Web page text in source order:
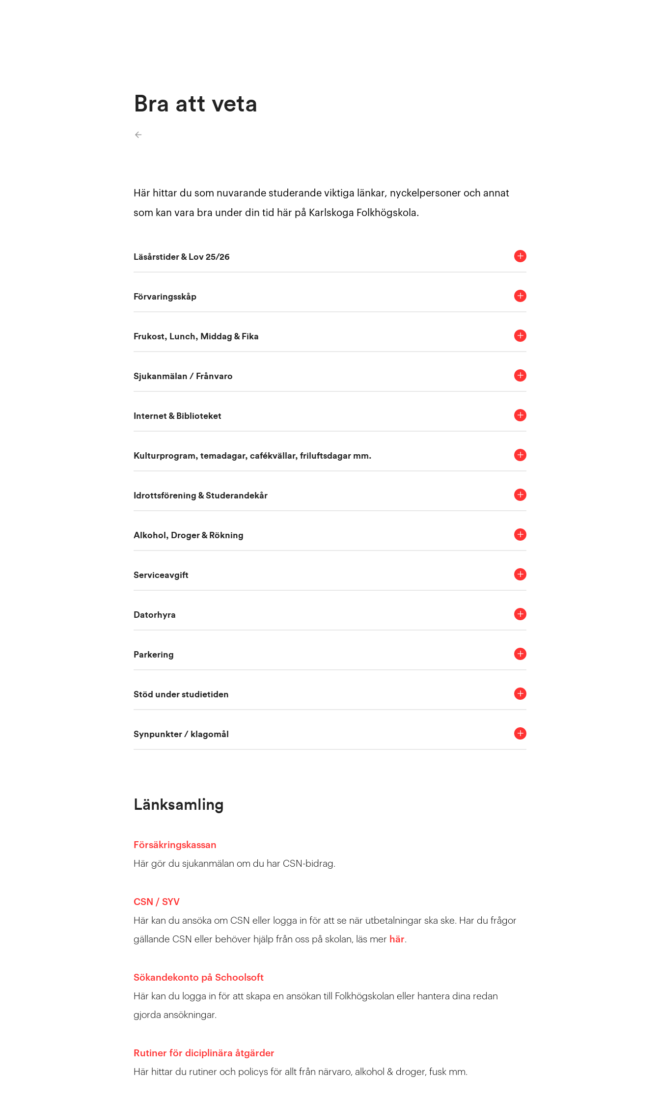
Bra att veta
Här hittar du som nuvarande studerande viktiga länkar, nyckelpersoner och annat
som kan vara bra under din tid här på Karlskoga Folkhögskola.
Läsårstider & Lov 25/26
Förvaringsskåp
Frukost, Lunch, Middag & Fika
Sjukanmälan / Frånvaro
Internet & Biblioteket
Kulturprogram, temadagar, cafékvällar, friluftsdagar mm.
Idrottsförening & Studerandekår
Alkohol, Droger & Rökning
Serviceavgift
Datorhyra
Parkering
Stöd under studietiden
Synpunkter / klagomål
Länksamling
Försäkringskassan
Här gör du sjukanmälan om du har CSN-bidrag.
CSN / SYV
Här kan du ansöka om CSN eller logga in för att se när utbetalningar ska ske. Har du frågor
gällande CSN eller behöver hjälp från oss på skolan, läs mer här
Sökandekonto på Schoolsoft
Här kan du logga in för att skapa en ansökan till Folkhögskolan eller hantera dina redan
gjorda ansökningar.
Rutiner för diciplinära åtgärder
Här hittar du rutiner och policys för allt från närvaro, alkohol & droger, fusk mm.